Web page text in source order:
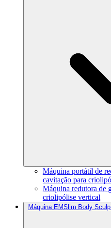
Máquina portátil de
cavitação para
Máquina redutora de
criolipólise vertical
Máquina EMSlim Body